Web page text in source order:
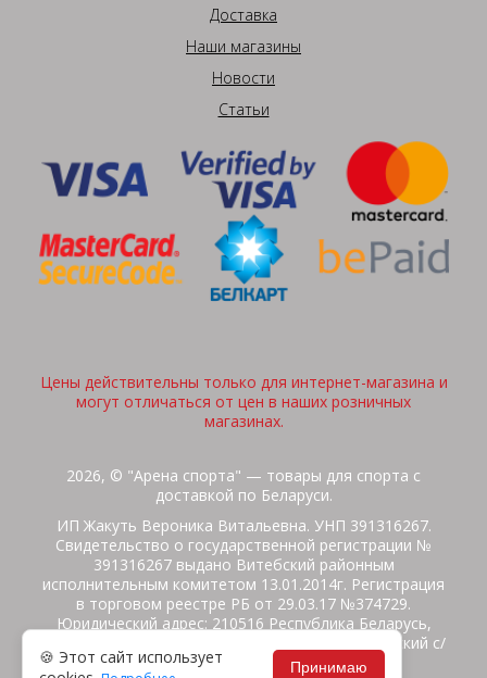
Доставка
Наши магазины
Новости
Статьи
Цены действительны только для интернет-магазина и
могут отличаться от цен в наших розничных
магазинах.
2026, © "Арена спорта" — товары для спорта с
доставкой по Беларуси.
ИП Жакуть Вероника Витальевна. УНП 391316267.
Свидетельство о государственной регистрации №
391316267 выдано Витебский районным
исполнительным комитетом 13.01.2014г. Регистрация
в торговом реестре РБ от 29.03.17 №374729.
Юридический адрес: 210516 Республика Беларусь,
Витебская область, Витебский район, Бабиничский с/
с, аг.Ольгово, ул.Школьная
🍪 Этот сайт использует
Принимаю